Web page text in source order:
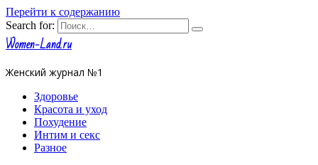
Перейти к содержанию
Search for:
Women-Land.ru
Женский журнал №1
Здоровье
Красота и уход
Похудение
Интим и секс
Разное